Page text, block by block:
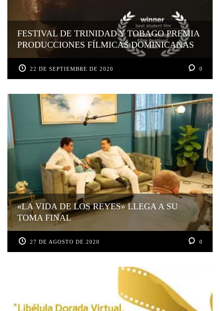
FESTIVAL DE TRINIDAD Y TOBAGO PREMIA
PRODUCCIONES FÍLMICAS DOMINICANAS
22 DE SEPTIEMBRE DE 2020 0
«LA VIDA DE LOS REYES» LLEGA A SU
TOMA FINAL
27 DE AGOSTO DE 2020 0